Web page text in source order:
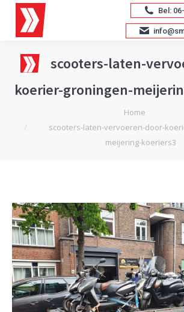
Bel:
scooters-laten-
koerier-groningen-
Home
scooters-laten-vervoeren-door-
meijering-koeriers3